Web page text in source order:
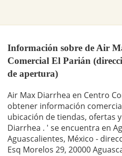
Información sobre de Air
Comercial El Parián
de apertura)
Air Max Diarrhea en Centro
obtener información
ubicación de tiendas, ofertas
Diarrhea . ' se encuentra en
Aguascalientes, México -
Esq Morelos 29, 20000